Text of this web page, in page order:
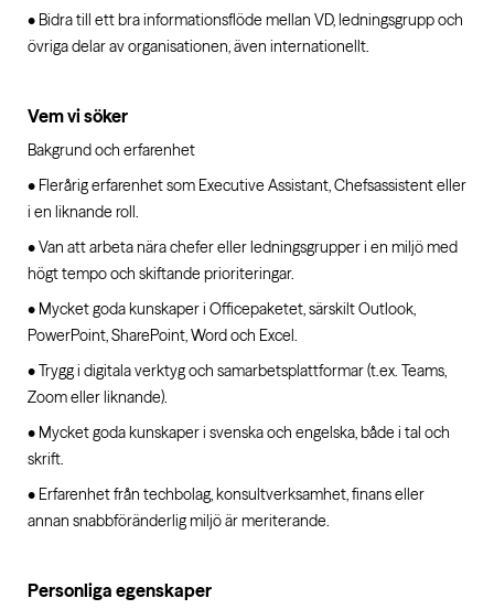
• Bidra till ett bra informationsflöde mellan VD, ledningsgrupp och
övriga delar av organisationen, även internationellt.
Vem vi söker
Bakgrund och erfarenhet
• Flerårig erfarenhet som Executive Assistant, Chefsassistent eller
i en liknande roll.
• Van att arbeta nära chefer eller ledningsgrupper i en miljö med
högt tempo och skiftande prioriteringar.
• Mycket goda kunskaper i Officepaketet, särskilt Outlook,
PowerPoint, SharePoint, Word och Excel.
• Trygg i digitala verktyg och samarbetsplattformar (t.ex. Teams,
Zoom eller liknande).
• Mycket goda kunskaper i svenska och engelska, både i tal och
skrift.
• Erfarenhet från techbolag, konsultverksamhet, finans eller
annan snabbföränderlig miljö är meriterande.
Personliga egenskaper